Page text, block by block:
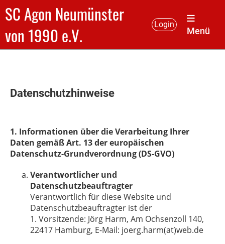
SC Agon Neumünster
von 1990 e.V.
Login
Menü
Datenschutzhinweise
1. Informationen über die Verarbeitung Ihrer
Daten gemäß Art. 13 der europäischen
Datenschutz-Grundverordnung (DS-GVO)
Verantwortlicher und
Datenschutzbeauftragter
Verantwortlich für diese Website und
Datenschutzbeauftragter ist der
1. Vorsitzende: Jörg Harm, Am Ochsenzoll 140,
22417 Hamburg, E-Mail: joerg.harm(at)web.de